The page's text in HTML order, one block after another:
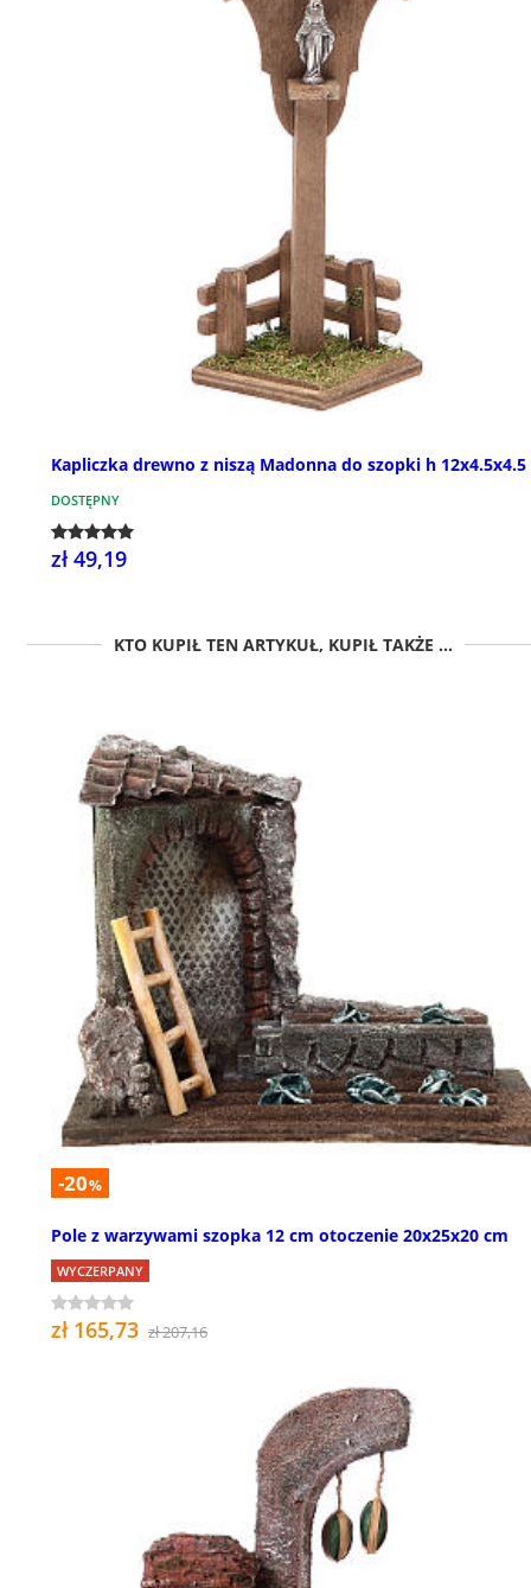
Kapliczka drewno z niszą Madonna do szopki h 12x4.5x4.5
DOSTĘPNY
zł 49,19
KTO KUPIŁ TEN ARTYKUŁ, KUPIŁ TAKŻE ...
-20%
Pole z warzywami szopka 12 cm otoczenie 20x25x20 cm
WYCZERPANY
zł 165,73 zł 207,16